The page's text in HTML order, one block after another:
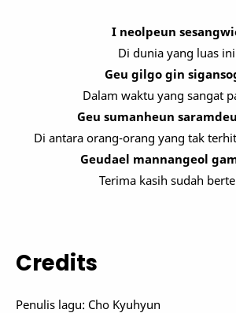
I neolpeun
Di dunia yang luas ini
Geu gilgo gin
Dalam waktu yang sangat
Geu sumanheun
Di antara orang-orang yang tak
Geudael mannangeol
Terima kasih sudah
Credits
Penulis lagu: Cho Kyuhyun